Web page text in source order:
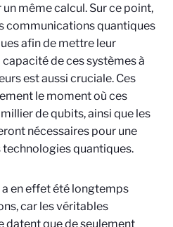
même calcul. Sur ce point,
communications quantiques
afin de mettre leur
de ces systèmes à
est aussi cruciale. Ces
le moment où ces
de qubits, ainsi que les
nécessaires pour une
quantiques.
en effet été longtemps
car les véritables
datent que de seulement